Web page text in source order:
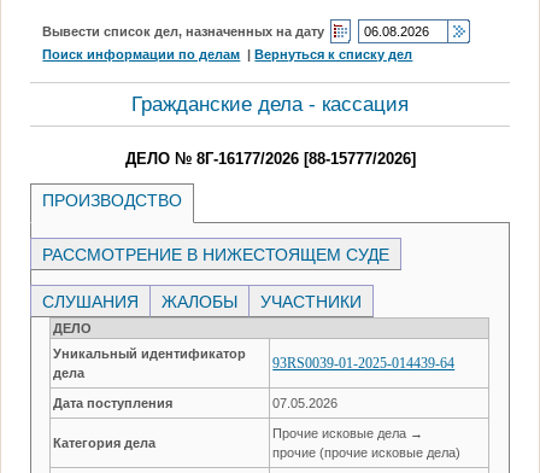
Вывести список дел, назначенных на дату
Поиск информации по делам |Вернуться к списку дел
Гражданские дела - кассация
ДЕЛО № 8Г-16177/2026 [88-15777/2026]
ПРОИЗВОДСТВО
РАССМОТРЕНИЕ В НИЖЕСТОЯЩЕМ СУДЕ
СЛУШАНИЯ ЖАЛОБЫ УЧАСТНИКИ
ДЕЛО
Уникальный идентификатор
дела
93RS0039-01-2025-014439-64
Дата поступления 07.05.2026
Категория дела
Прочие исковые дела →
прочие (прочие исковые дела)